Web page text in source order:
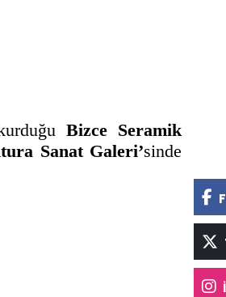
Bizce Seramik
Sanat Galeri’sinde